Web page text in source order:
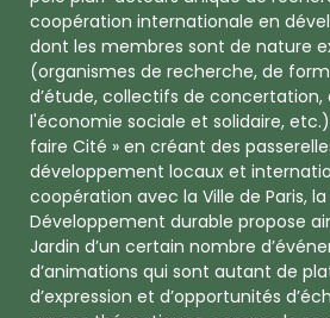
coopération internationale en
dont les membres sont de nature
(organismes de recherche, de
d’étude, collectifs de concertation,
l'économie sociale et solidaire,
faire Cité » en créant des
développement locaux et
coopération avec la Ville de Paris,
Développement durable propose
Jardin d’un certain nombre
d’animations qui sont autant de
d’expression et d’opportunités